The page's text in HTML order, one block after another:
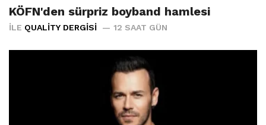
KÖFN'den sürpriz boyband hamlesi
İLE QUALITY DERGISI 12 SAAT GÜN